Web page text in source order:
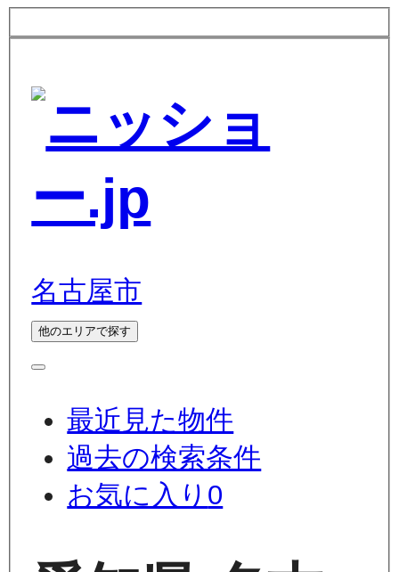
名古屋市
他のエリアで探す
最近見た物件
過去の検索条件
お気に入り 0